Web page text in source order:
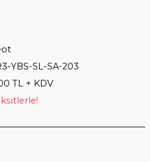
YBS-SL-SA-203
TL + KDV